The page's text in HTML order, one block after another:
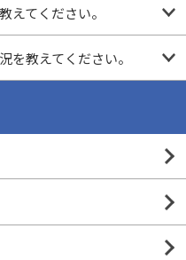
えてください。
を教えてください。